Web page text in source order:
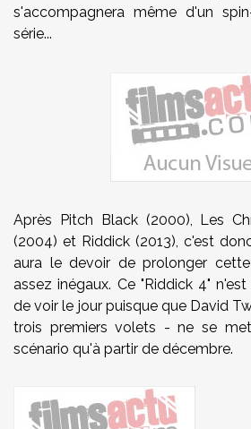
s'accompagnera même d'un
série...
Après Pitch Black (2000), Les
(2004) et Riddick (2013), c'est
aura le devoir de prolonger
assez inégaux. Ce "Riddick 4"
de voir le jour puisque que David
trois premiers volets - ne se
scénario qu'à partir de décembre.